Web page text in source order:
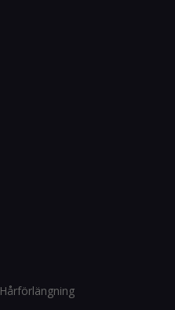
Hårförlängning